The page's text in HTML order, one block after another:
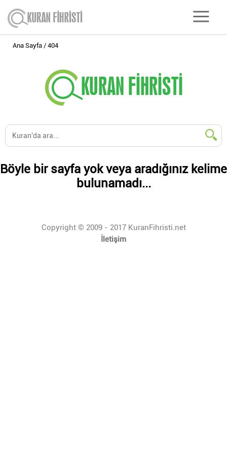
Ana Sayfa 404
Böyle bir sayfa yok veya aradığınız kelime
bulunamadı...
Copyright © 2009 - 2017 KuranFihristi.net
İletişim